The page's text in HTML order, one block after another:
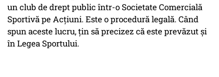
un club de drept public într-o Societate Comercială
Sportivă pe Acțiuni. Este o procedură legală. Când
spun aceste lucru, țin să precizez că este prevăzut și
în Legea Sportului.